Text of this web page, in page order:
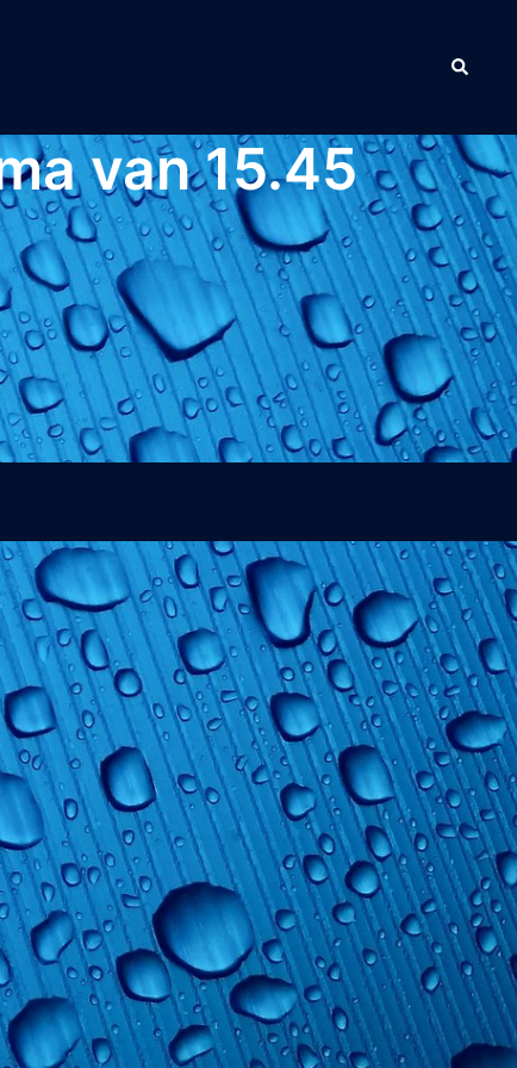
Zoeken
van 15.45